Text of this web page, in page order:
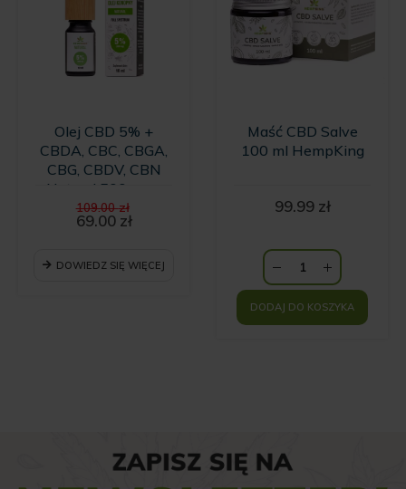
Olej CBD 5% +
CBDA, CBC, CBGA,
CBG, CBDV, CBN
Natural 500 mg -
10ml
109.00zł
cena
69.00 zł
wynosi:
DOWIEDZ SIĘ WIĘCEJ
Maść CBD Salve
100 ml HempKing
99.99 zł
DODAJ DO KOSZYKA